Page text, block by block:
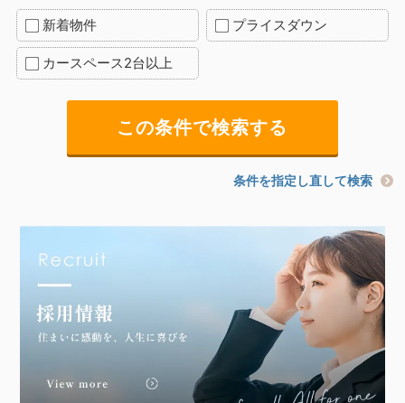
新着物件 プライスダウン
カースペース2台以上
条件を指定し直して検索